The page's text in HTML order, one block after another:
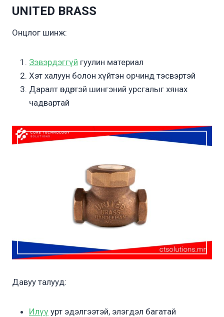
UNITED BRASS
Онцлог шинж:
Зэвэрдэггүй гуулин материал
Хэт халуун болон хүйтэн орчинд тэсвэртэй
Даралт өндөртэй шингэний урсгалыг хянах
чадвартай
Давуу талууд:
Илүү урт эдэлгээтэй, элэгдэл багатай